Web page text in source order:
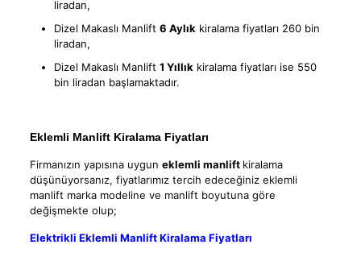
liradan,
Dizel Makaslı Manlift 6 Aylık kiralama fiyatları 260 bin
liradan,
Dizel Makaslı Manlift 1 Yıllık kiralama fiyatları ise 550
bin liradan başlamaktadır.
Eklemli Manlift Kiralama Fiyatları
Firmanızın yapısına uygun eklemli manlift kiralama
düşünüyorsanız, fiyatlarımız tercih edeceğiniz eklemli
manlift marka modeline ve manlift boyutuna göre
değişmekte olup;
Elektrikli Eklemli Manlift Kiralama Fiyatları